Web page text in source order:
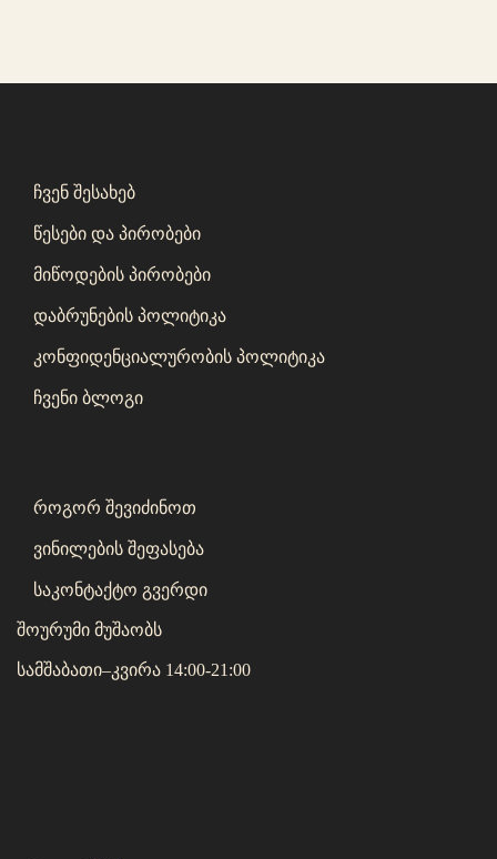
ჩვენ შესახებ
წესები და პირობები
მიწოდების პირობები
დაბრუნების პოლიტიკა
კონფიდენციალურობის პოლიტიკა
ჩვენი ბლოგი
როგორ შევიძინოთ
ვინილების შეფასება
საკონტაქტო გვერდი
შოურუმი მუშაობს
სამშაბათი–კვირა 14:00-21:00